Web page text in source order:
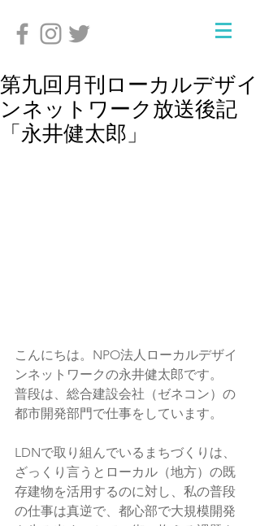
第九回月刊ローカルデザイ
ンネットワーク放送後記
「永井健太郎」
こんにちは。NPO法人ローカルデザイ
ンネットワークの永井健太郎です。
普段は、総合建設会社（ゼネコン）の
都市開発部門で仕事をしています。
LDNで取り組んでいるまちづくりは、
ざっくり言うとローカル（地方）の既
存建物を活用するのに対し、私の普段
の仕事は真逆で、都心部で大規模開発